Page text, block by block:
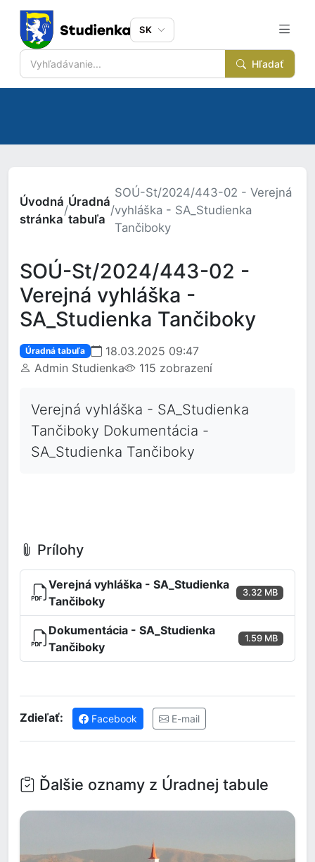
Hľadať
SK
Úvodná
stránka
/
Úradná
tabuľa
/
SOÚ-St/2024/443-02 - Verejná
vyhláška - SA_Studienka
Tančiboky
SOÚ-St/2024/443-02 -
Verejná vyhláška -
SA_Studienka Tančiboky
Úradná tabuľa
18.03.2025 09:47
Admin Studienka
115 zobrazení
Verejná vyhláška - SA_Studienka
Tančiboky Dokumentácia -
SA_Studienka Tančiboky
Prílohy
Verejná vyhláška - SA_Studienka
Tančiboky
3.32 MB
Dokumentácia - SA_Studienka
Tančiboky
1.59 MB
Zdieľať: Facebook E-mail
Ďalšie oznamy z Úradnej tabule